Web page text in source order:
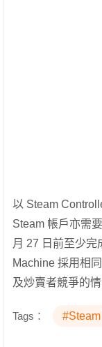
以 Steam
Steam 帳戶亦需
月 27 日前至少完
Machine 採用相
及炒賣者競爭的情
Tags：